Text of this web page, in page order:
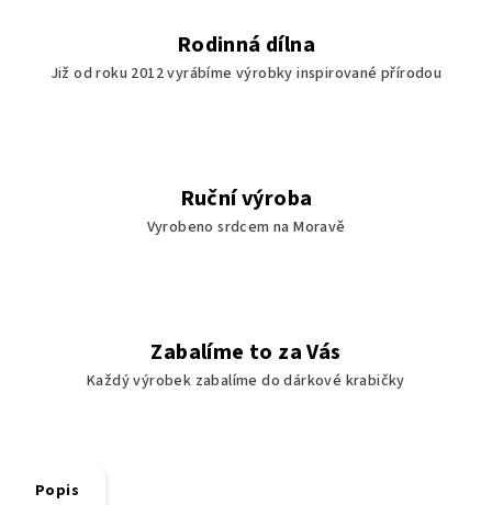
Rodinná dílna
Již od roku 2012 vyrábíme výrobky inspirované přírodou
Ruční výroba
Vyrobeno srdcem na Moravě
Zabalíme to za Vás
Každý výrobek zabalíme do dárkové krabičky
Popis